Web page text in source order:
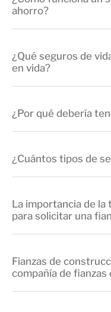
ahorro?
¿Qué seguros de
en vida?
¿Por qué debería
¿Cuántos tipos de
La importancia de la
para solicitar una
Fianzas de
compañía de fianzas